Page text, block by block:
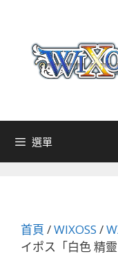
選單
首頁 /WIXOSS /
イポス「白色 精